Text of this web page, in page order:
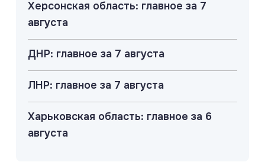
Херсонская область: главное за 7
августа
ДНР: главное за 7 августа
ЛНР: главное за 7 августа
Харьковская область: главное за 6
августа